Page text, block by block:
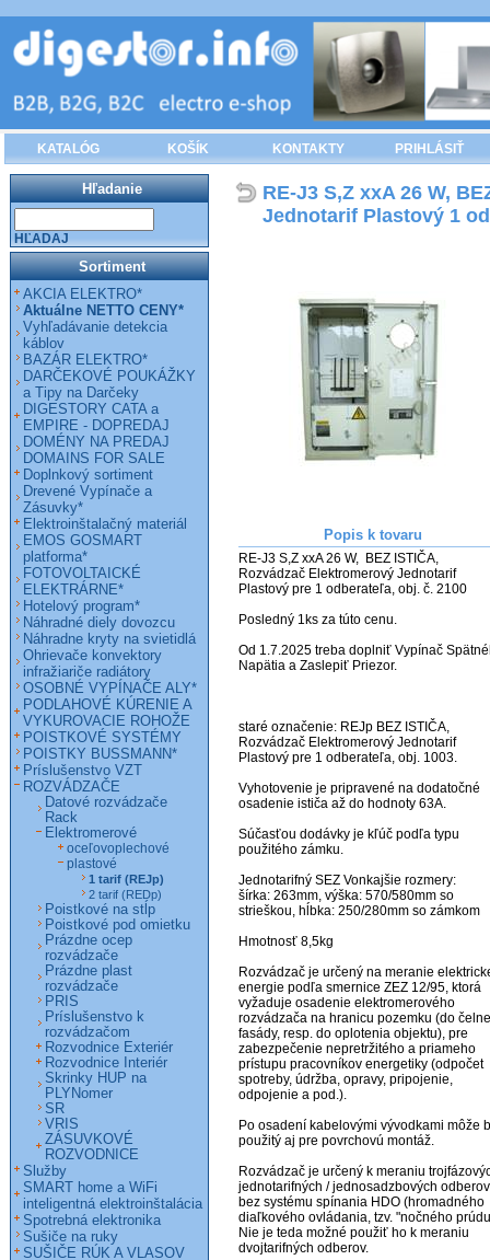
KATALÓG KOŠÍK KONTAKTY PRIHLÁSIŤ
RE-J3 S,Z xxA 26 W,
Jednotarif Plastový 1
Popis k tovaru
RE-J3 S,Z xxA 26 W,  BEZ ISTIČA,
Rozvádzač Elektromerový Jednotarif
Plastový pre 1 odberateľa, obj. č. 2100
Posledný 1ks za túto cenu.
Od 1.7.2025 treba doplniť Vypínač
Napätia a Zaslepiť Priezor.
staré označenie: REJp BEZ ISTIČA,
Rozvádzač Elektromerový Jednotarif
Plastový pre 1 odberateľa, obj. 1003.
Vyhotovenie je pripravené na dodatočné
osadenie ističa až do hodnoty 63A.
Súčasťou dodávky je kľúč podľa typu
použitého zámku.
Jednotarifný SEZ Vonkajšie rozmery:
šírka: 263mm, výška: 570/580mm so
strieškou, hĺbka: 250/280mm so zámkom
Hmotnosť 8,5kg
Rozvádzač je určený na meranie
energie podľa smernice ZEZ 12/95, ktorá
vyžaduje osadenie elektromerového
rozvádzača na hranicu pozemku (do
fasády, resp. do oplotenia objektu), pre
zabezpečenie nepretržitého a priameho
prístupu pracovníkov energetiky (odpočet
spotreby, údržba, opravy, pripojenie,
odpojenie a pod.).
Po osadení kabelovými vývodkami môže
použitý aj pre povrchovú montáž.
Rozvádzač je určený k meraniu
jednotarifných / jednosadzbových odberov
bez systému spínania HDO (hromadného
diaľkového ovládania, tzv. "nočného
Nie je teda možné použiť ho k meraniu
dvojtarifných odberov.
Hľadanie
HĽADAJ
Sortiment
AKCIA ELEKTRO*
Aktuálne NETTO CENY*
Vyhľadávanie detekcia
káblov
BAZÁR ELEKTRO*
DARČEKOVÉ POUKÁŽKY
a Tipy na Darčeky
DIGESTORY CATA a
EMPIRE - DOPREDAJ
DOMÉNY NA PREDAJ
DOMAINS FOR SALE
Doplnkový sortiment
Drevené Vypínače a
Zásuvky*
Elektroinštalačný materiál
EMOS GOSMART
platforma*
FOTOVOLTAICKÉ
ELEKTRÁRNE*
Hotelový program*
Náhradné diely dovozcu
Náhradne kryty na svietidlá
Ohrievače konvektory
infražiariče radiátory
OSOBNÉ VYPÍNAČE ALY*
PODLAHOVÉ KÚRENIE A
VYKUROVACIE ROHOŽE
POISTKOVÉ SYSTÉMY
POISTKY BUSSMANN*
Príslušenstvo VZT
ROZVÁDZAČE
Datové rozvádzače
Rack
Elektromerové
oceľovoplechové
plastové
1 tarif (REJp)
2 tarif (REDp)
Poistkové na stĺp
Poistkové pod omietku
Prázdne ocep
rozvádzače
Prázdne plast
rozvádzače
PRIS
Príslušenstvo k
rozvádzačom
Rozvodnice Exteriér
Rozvodnice Interiér
Skrinky HUP na
PLYNomer
SR
VRIS
ZÁSUVKOVÉ
ROZVODNICE
Služby
SMART home a WiFi
inteligentná elektroinštalácia
Spotrebná elektronika
Sušiče na ruky
SUŠIČE RÚK A VLASOV